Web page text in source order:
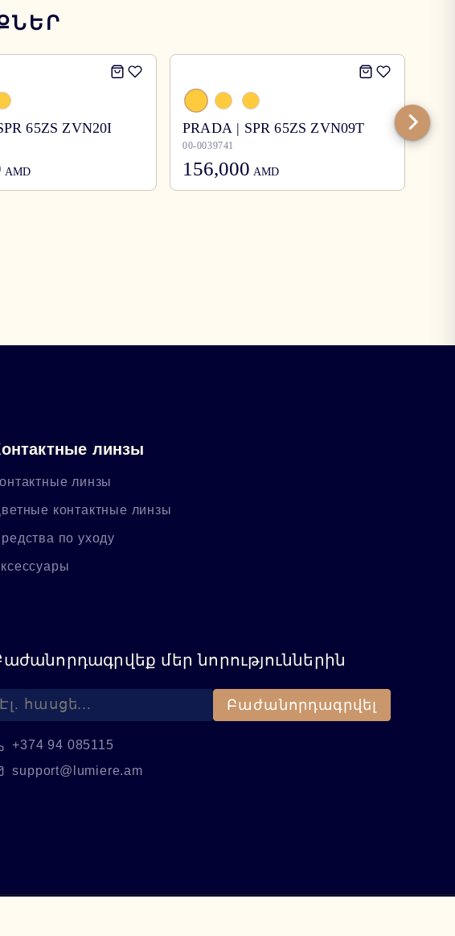
65ZS ZVN20I
AMD
PRADA | SPR 65ZS ZVN09T
00-0039741
156,000 AMD
линзы
линзы
контактные линзы
по уходу
մեր նորություններին
Բաժանորդագրվել
+374 94 085115
support@lumiere.am